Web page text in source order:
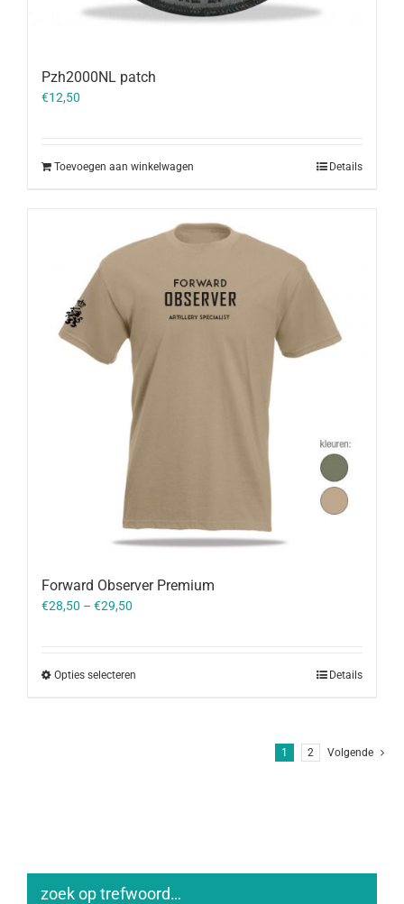
Pzh2000NL patch
€12,50
Toevoegen aan winkelwagen Details
Forward Observer Premium
€28,50 – €29,50
Opties selecteren Details
1 2 Volgende
zoek op trefwoord…